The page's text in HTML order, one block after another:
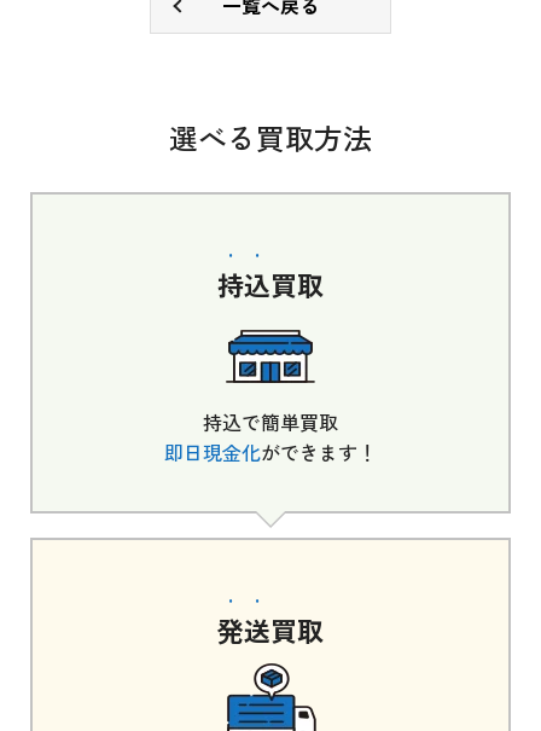
選べる買取方法
持込買取
持込で簡単買取
即日現金化ができます！
発送買取